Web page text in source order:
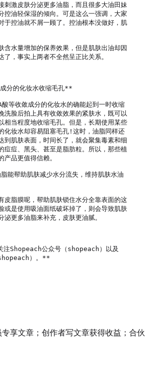
刺激皮肤分泌更多油脂，而且很多大油田妹
控油轻保湿的倾向。可是这么一强调，大家
于控油就不屑一顾了。控油根本没做好，肌
含水量增加的保养效果，但是肌肤出油却因
了，事实上两者不全然呈正比关系。
分的化妆水收缩毛孔**
等收敛成分的化妆水的确能起到一时收缩
洗脸后拍上具有收敛效果的紧肤水，既可以
相当程度地收缩毛孔。但是，长期使用某些
化妆水却容易阻塞毛孔!这时，油脂同样还
到肌肤表面，时间长了，就会聚集毒素和细
痘痘、黑头、甚至是脂肪粒。所以，那些植
产品更值得信赖。
能帮助肌肤减少水分流失，维持肌肤水油
皮脂膜呢，帮助肌肤锁住水分全靠表面的这
或是使用吸油面纸破坏掉了，则会导致肌肤
泌更多油脂来补充，皮肤更油腻。
Shopeach公众号（shopeach）以及
）。**
享文章；创作者写文章获得收益；合伙